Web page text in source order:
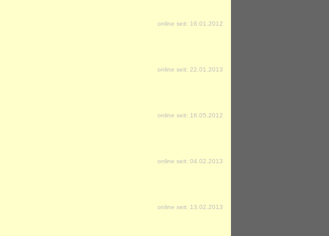
online seit: 16.01.2012
online seit: 22.01.2013
online seit: 16.05.2012
online seit: 04.02.2013
online seit: 13.02.2013